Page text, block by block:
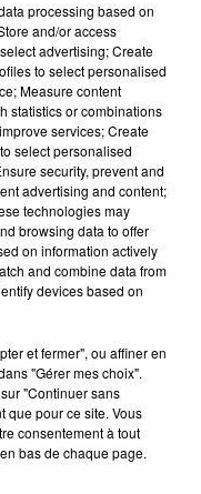
5 août 2026
Benny
Becky G sur
processing based on
and/or access
advertising; Create
to select personalised
Measure content
statistics or combinations
services; Create
select personalised
security, prevent and
advertising and content;
technologies may
browsing data to offer
on information actively
and combine data from
devices based on
et fermer", ou affiner en
"Gérer mes choix".
"Continuer sans
que pour ce site. Vous
consentement à tout
bas de chaque page.